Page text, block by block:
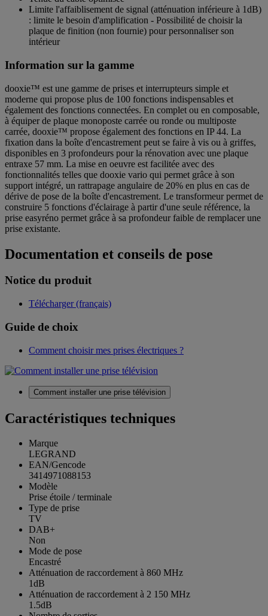
Limite l'affaiblisement de signal (atténuation inférieure à 1dB)
: limite le besoin d'amplification - Possibilité de choisir la
plaque de finition (non fournie) pour personnaliser son
intérieur
Information sur la gamme
dooxie™ est une gamme de prises et interrupteurs simple et
moderne qui propose plus de 100 fonctions indispensables et
également des fonctions connectées. En complet ou en composable,
à équiper de plaque monoposte carrée ou ronde ou multiposte
carrée, dooxie™ propose également des fonctions en IP 44. La
fixation dans la boîte d'encastrement peut se faire à vis ou à griffes,
disponibles en 3 profondeurs pour la rénovation avec une plaque
entraxe 57 mm. La mise en oeuvre est facilitée avec des
fonctionnalités telles que dooxie vario qui permet grâce à son
support intégré, un rattrapage angulaire de 20% en plus en cas de
dérive de pose de la boîte d'encastrement. Le transformeur permet de
construire 5 fonctions d'éclairage à partir d'une seule référence, la
prise easyréno permet grâce à sa profondeur faible de remplacer une
prise existante.
Documentation et conseils de pose
Notice du produit
Télécharger (français)
Guide de choix
Comment choisir mes prises électriques ?
Comment installer une prise télévision
Caractéristiques techniques
Marque
LEGRAND
EAN/Gencode
3414971088153
Modèle
Prise étoile / terminale
Type de prise
TV
DAB+
Non
Mode de pose
Encastré
Atténuation de raccordement à 860 MHz
1dB
Atténuation de raccordement à 2 150 MHz
1.5dB